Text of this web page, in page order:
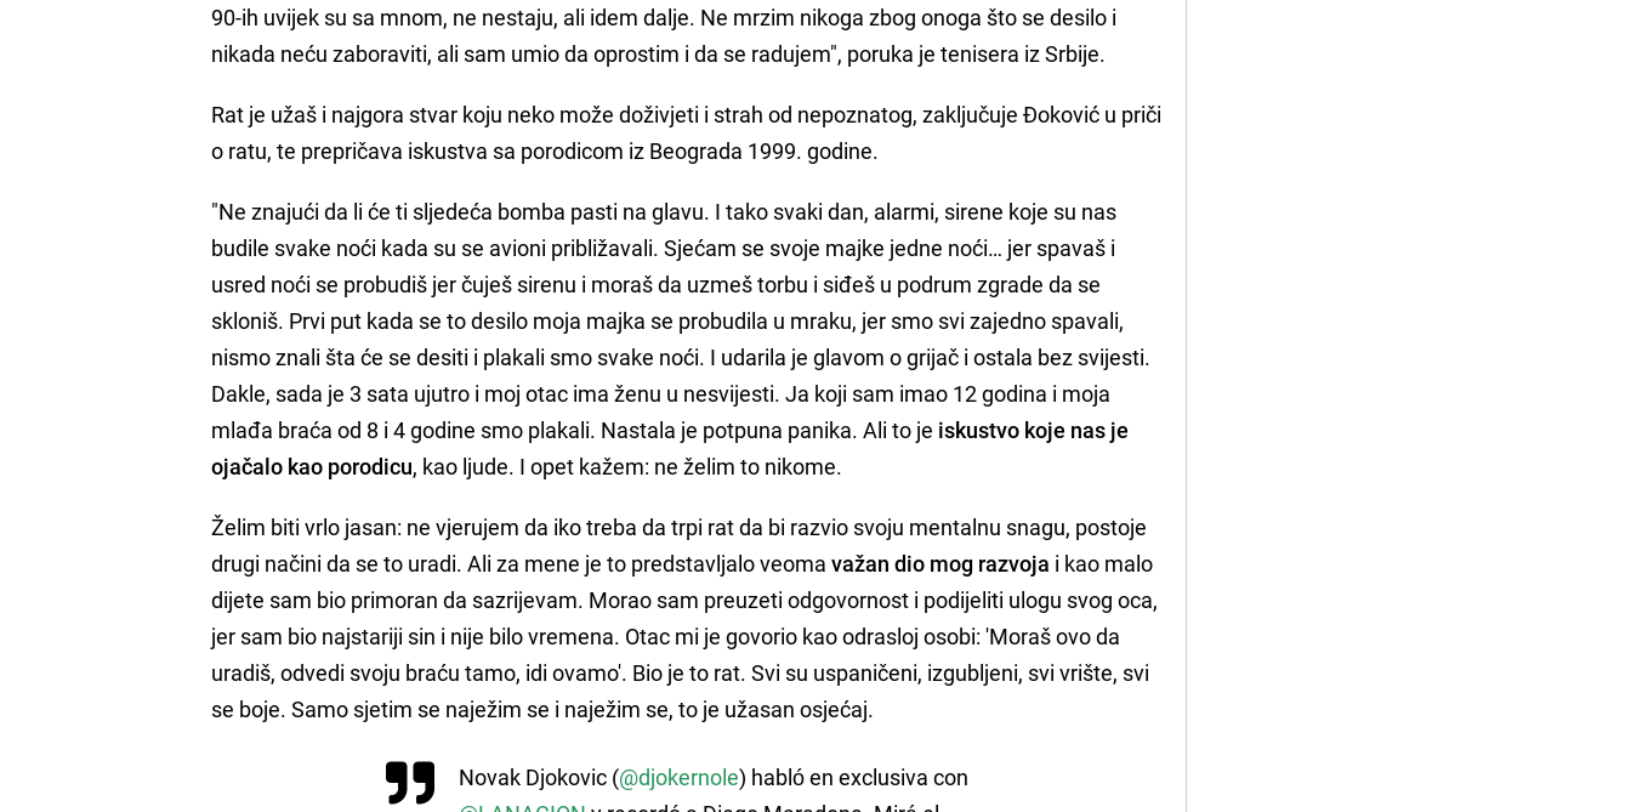
90-ih uvijek su sa mnom, ne nestaju, ali idem dalje. Ne mrzim nikoga zbog onoga što se desilo i
nikada neću zaboraviti, ali sam umio da oprostim i da se radujem", poruka je tenisera iz Srbije.
Rat je užaš i najgora stvar koju neko može doživjeti i strah od nepoznatog, zaključuje Đoković u priči
o ratu, te prepričava iskustva sa porodicom iz Beograda 1999. godine.
"Ne znajući da li će ti sljedeća bomba pasti na glavu. I tako svaki dan, alarmi, sirene koje su nas
budile svake noći kada su se avioni približavali. Sjećam se svoje majke jedne noći… jer spavaš i
usred noći se probudiš jer čuješ sirenu i moraš da uzmeš torbu i siđeš u podrum zgrade da se
skloniš. Prvi put kada se to desilo moja majka se probudila u mraku, jer smo svi zajedno spavali,
nismo znali šta će se desiti i plakali smo svake noći. I udarila je glavom o grijač i ostala bez svijesti.
Dakle, sada je 3 sata ujutro i moj otac ima ženu u nesvijesti. Ja koji sam imao 12 godina i moja
mlađa braća od 8 i 4 godine smo plakali. Nastala je potpuna panika. Ali to je iskustvo koje nas je
ojačalo kao porodicu, kao ljude. I opet kažem: ne želim to nikome.
Želim biti vrlo jasan: ne vjerujem da iko treba da trpi rat da bi razvio svoju mentalnu snagu, postoje
drugi načini da se to uradi. Ali za mene je to predstavljalo veomavažan dio mog razvoja i kao malo
dijete sam bio primoran da sazrijevam. Morao sam preuzeti odgovornost i podijeliti ulogu svog oca,
jer sam bio najstariji sin i nije bilo vremena. Otac mi je govorio kao odrasloj osobi: 'Moraš ovo da
uradiš, odvedi svoju braću tamo, idi ovamo'. Bio je to rat. Svi su uspaničeni, izgubljeni, svi vrište, svi
se boje. Samo sjetim se naježim se i naježim se, to je užasan osjećaj.
Novak Djokovic (@djokernole) habló en exclusiva con